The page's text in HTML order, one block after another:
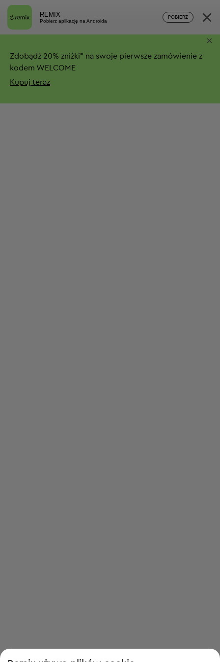
REMIX
Pobierz aplikację na Androida
POBIERZ ×
Zdobądź 20% zniżki* na swoje pierwsze zamówienie z
kodem WELCOME
Kupuj teraz
×